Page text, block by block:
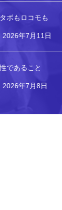
ボもロコモも
2026年7月11日
であること
2026年7月8日